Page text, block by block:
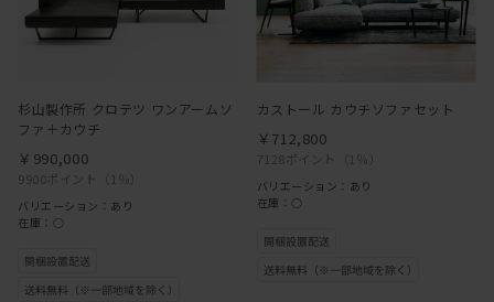
杉山製作所 クロテツ ワンアームソ
ファ＋カウチ
9900ポイント （1％）
￥990,000
バリエーション：あり
在庫：○
カストール カウチソファセット
7128ポイント （1％）
￥712,800
バリエーション：あり
在庫：○